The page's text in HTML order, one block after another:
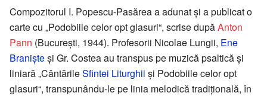
Compozitorul I. Popescu-Pasărea a adunat și a publicat o
carte cu „Podobiile celor opt glasuri“, scrise dupăAnton
Pann (București, 1944). Profesorii Nicolae Lungii, Ene
Branișteși Gr. Costea au transpus pe muzică psaltică și
liniară „CântărileSfintei Liturghii și Podobiile celor opt
glasuri“, transpunându-le pe linia melodică tradițională, în